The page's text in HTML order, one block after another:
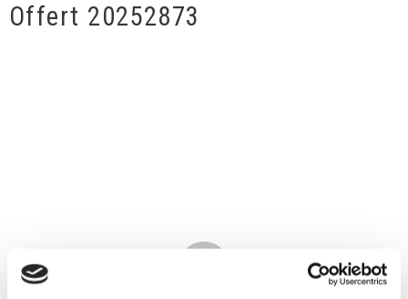
Offert 20252873